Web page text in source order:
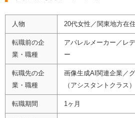
人物 20代女性／関東地方在住
転職前の企
業・職種
アパレルメーカー／レ
ー
転職先の企
業・職種
画像生成AI関連企業／
（アシスタントクラス）
転職期間 1ヶ月